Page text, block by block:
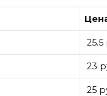
23
25